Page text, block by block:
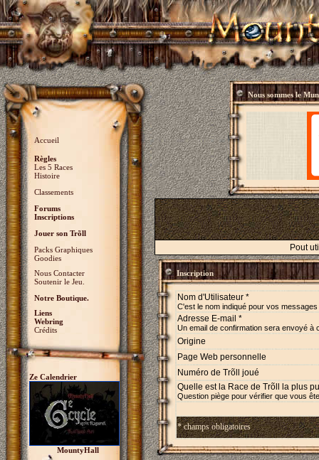
Accueil
Règles
Les 5 Races
Histoire
Classements
Forums
Inscriptions
Jouer son Trõll
Packs Graphiques
Goodies
Nous Contacter
Soutenir le Jeu.
Notre Boutique.
Liens
Webring
Crédits
Ze Calendrier
MountyHall
Nous sommes le
Pout
Inscription
Nom d'Utilisateur *
C'est le nom indiqué pour vos
Adresse E-mail *
Un email de confirmation sera envoyé à
Origine
Page Web personnelle
Numéro de Trõll joué
Quelle est la Race de Trõll la plus
Question piège pour vérifier que vous
* champs obligatoires